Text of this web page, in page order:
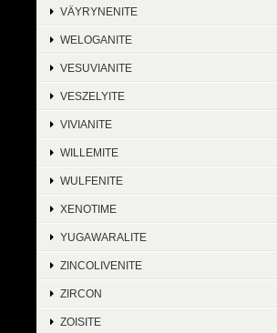
VÄYRYNENITE
WELOGANITE
VESUVIANITE
VESZELYITE
VIVIANITE
WILLEMITE
WULFENITE
XENOTIME
YUGAWARALITE
ZINCOLIVENITE
ZIRCON
ZOISITE